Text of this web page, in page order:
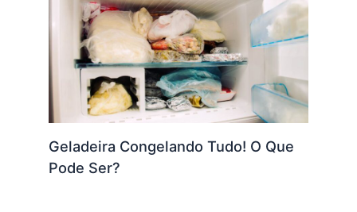
Geladeira Congelando Tudo! O Que
Pode Ser?